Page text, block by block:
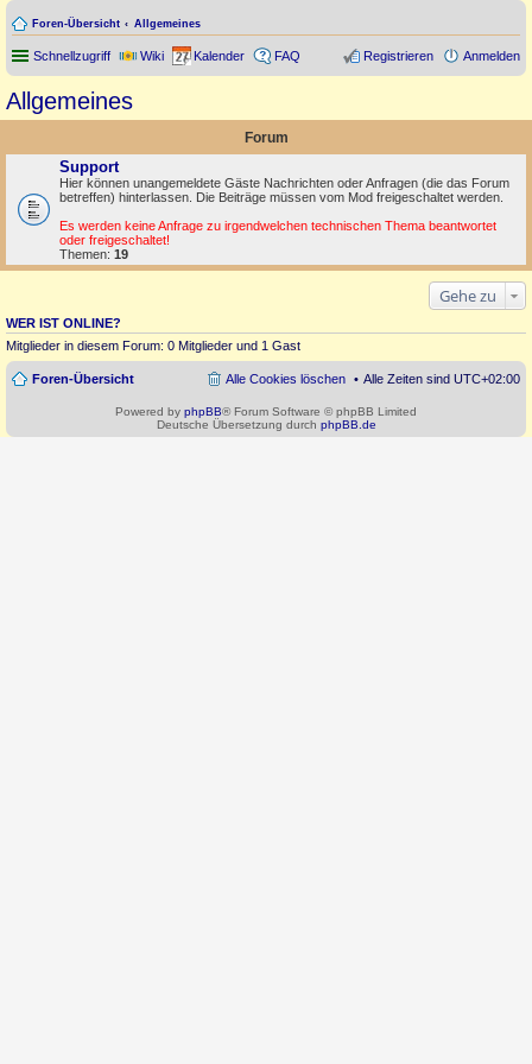
Foren-Übersicht Allgemeines
Schnellzugriff Wiki Kalender FAQ Anmelden
Registrieren
Allgemeines
Forum
Support
Hier können unangemeldete Gäste Nachrichten oder Anfragen (die das Forum
betreffen) hinterlassen. Die Beiträge müssen vom Mod freigeschaltet werden.
Es werden keine Anfrage zu irgendwelchen technischen Thema beantwortet
oder freigeschaltet!
Themen: 19
Gehe zu
WER IST ONLINE?
Mitglieder in diesem Forum: 0 Mitglieder und 1 Gast
Foren-Übersicht Alle Zeiten sind UTC+02:00
Alle Cookies löschen
Powered by phpBB® Forum Software © phpBB Limited
Deutsche Übersetzung durch phpBB.de